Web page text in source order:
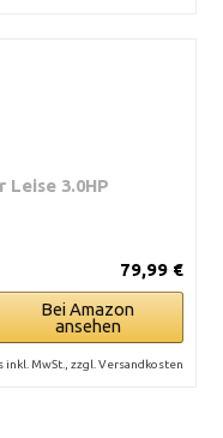
3.0HP
79,99 €
Bei Amazon
ansehen
inkl. MwSt., zzgl. Versandkosten